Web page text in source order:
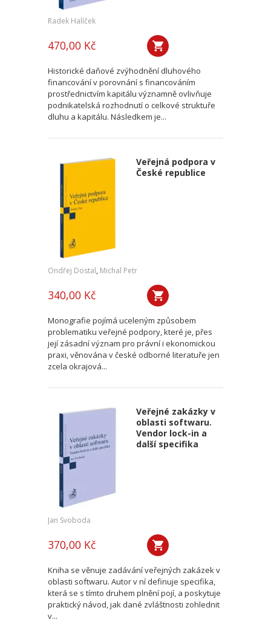
Radek Halíček
470,00 Kč
Historické daňové zvýhodnění dluhového
financování v porovnání s financováním
prostřednictvím kapitálu významně ovlivňuje
podnikatelská rozhodnutí o celkové struktuře
dluhu a kapitálu. Následkem je...
Veřejná podpora v
České republice
Ondřej Dostal, Michal Petr
340,00 Kč
Monografie pojímá uceleným způsobem
problematiku veřejné podpory, které je, přes
její zásadní význam pro právní i ekonomickou
praxi, věnována v české odborné literatuře jen
zcela okrajová...
Veřejné zakázky v
oblasti softwaru.
Vendor lock-in a
další specifika
Jan Svoboda
370,00 Kč
Kniha se věnuje zadávání veřejných zakázek v
oblasti softwaru. Autor v ní definuje specifika,
která se s tímto druhem plnění pojí, a poskytuje
praktický návod, jak dané zvláštnosti zohlednit
v...